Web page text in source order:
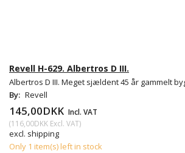
Revell H-629. Albertros D III.
Albertros D III. Meget sjældent 45 år gammelt
By: Revell
145,00DKK Incl. VAT
(116,00DKK Excl. VAT)
excl. shipping
Only 1 item(s) left in stock